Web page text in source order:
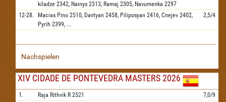
kiladze 2342, Nainys 2313, Ramaj 2305, Navumenka 2297
12-28. Macias Pino 2510, Davtyan 2458, Piliposyan 2416, Cnejev 2402,
Pyrih 2399, ...
2,5/4
Nachspielen
XIV CIDADE DE PONTEVEDRA MASTERS 2026
1. Raja Rithvik R 2521
7,0/9